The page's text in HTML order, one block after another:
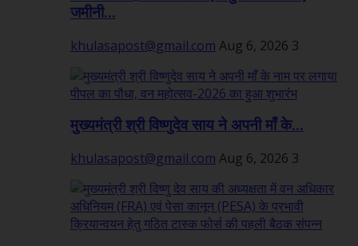
जमीनी...
khulasapost@gmail.com Aug 6, 2026 3
मुख्यमंत्री श्री विष्णुदेव साय ने अपनी माँ के...
khulasapost@gmail.com Aug 6, 2026 3